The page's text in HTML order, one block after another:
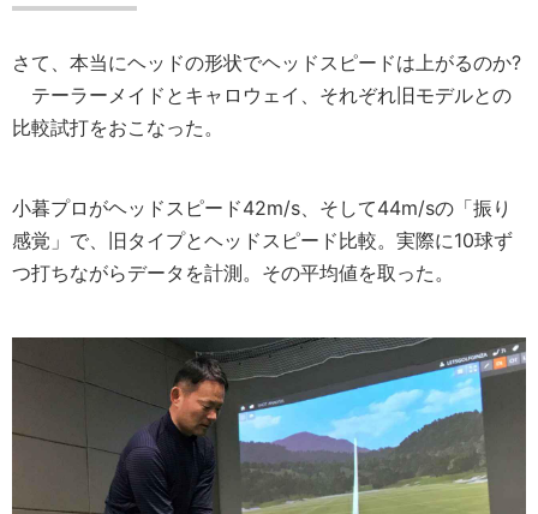
さて、本当にヘッドの形状でヘッドスピードは上がるのか?
テーラーメイドとキャロウェイ、それぞれ旧モデルとの
比較試打をおこなった。
小暮プロがヘッドスピード42m/s、そして44m/sの「振り
感覚」で、旧タイプとヘッドスピード比較。実際に10球ず
つ打ちながらデータを計測。その平均値を取った。